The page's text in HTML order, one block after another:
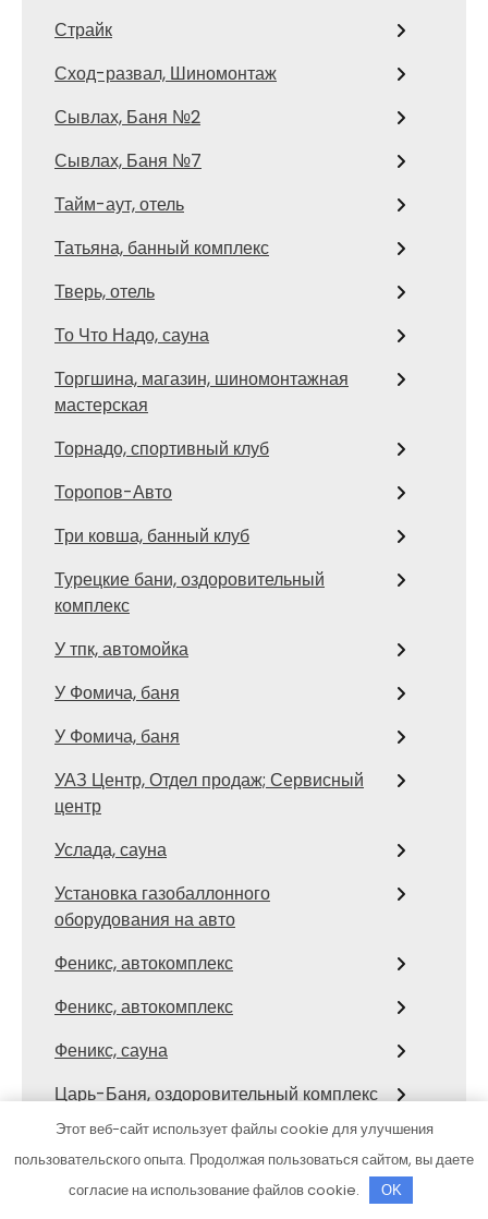
Страйк
Сход-развал, Шиномонтаж
Сывлах, Баня №2
Сывлах, Баня №7
Тайм-аут, отель
Татьяна, банный комплекс
Тверь, отель
То Что Надо, сауна
Торгшина, магазин, шиномонтажная
мастерская
Торнадо, спортивный клуб
Торопов-Авто
Три ковша, банный клуб
Турецкие бани, оздоровительный
комплекс
У тпк, автомойка
У Фомича, баня
У Фомича, баня
УАЗ Центр, Отдел продаж; Сервисный
центр
Услада, сауна
Установка газобаллонного
оборудования на авто
Феникс, автокомплекс
Феникс, автокомплекс
Феникс, сауна
Царь-Баня, оздоровительный комплекс
Центр автомоечных услуг, Центр
автомоечных услуг
Этот веб-сайт использует файлы cookie для улучшения
пользовательского опыта. Продолжая пользоваться сайтом, вы даете
согласие на использование файлов cookie.
OK